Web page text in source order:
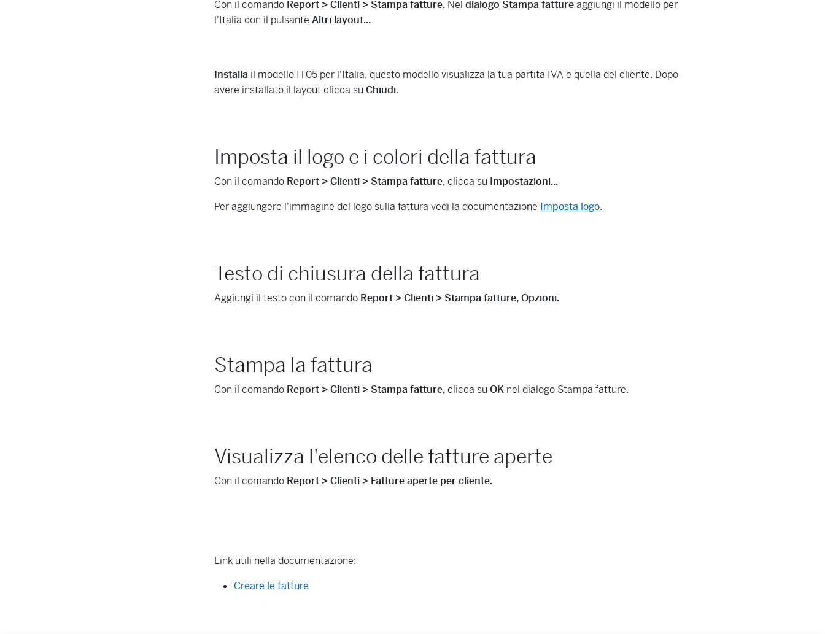
Con il comando Report > Clienti > Stampa fatture. Nel dialogo Stampa fattureaggiungi il modello per
l'Italia con il pulsante Altri layout...
Installa il modello IT05 per l'Italia, questo modello visualizza la tua partita IVA e quella del cliente. Dopo
avere installato il layout clicca su Chiudi.
Imposta il logo e i colori della fattura
Con il comando Report > Clienti > Stampa fatture,clicca su Impostazioni...
Per aggiungere l'immagine del logo sulla fattura vedi la documentazione Imposta logo.
Testo di chiusura della fattura
Aggiungi il testo con il comando Report > Clienti > Stampa fatture, Opzioni.
Stampa la fattura
Con il comando Report > Clienti > Stampa fatture,clicca su OK nel dialogo Stampa fatture.
Visualizza l'elenco delle fatture aperte
Con il comando Report > Clienti > Fatture aperte per cliente.
Link utili nella documentazione:
Creare le fatture